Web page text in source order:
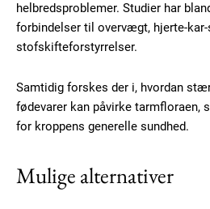
helbredsproblemer. Studier har
forbindelser til overvægt, hjerte-
stofskifteforstyrrelser.
Samtidig forskes der i, hvordan
fødevarer kan påvirke tarmfloraen,
for kroppens generelle sundhed.
Mulige alternativer